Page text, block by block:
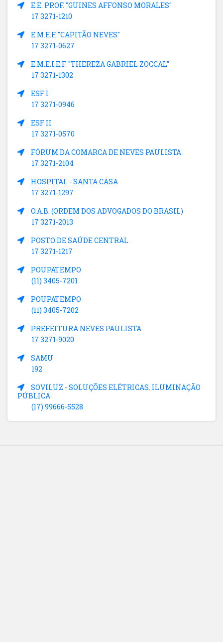
E.E. PROF. "GUINES AFFONSO MORALES"
17 3271-1210
E.M.E.F. "CAPITÃO NEVES"
17 3271-0627
E.M.E.I.E.F. "THEREZA GABRIEL ZOCCAL"
17 3271-1302
ESF I
17 3271-0946
ESF II
17 3271-0570
FÓRUM DA COMARCA DE NEVES PAULISTA
17 3271-2104
HOSPITAL - SANTA CASA
17 3271-1297
O.A.B. (ORDEM DOS ADVOGADOS DO BRASIL)
17 3271-2013
POSTO DE SAÚDE CENTRAL
17 3271-1217
POUPATEMPO
(11) 3405-7201
POUPATEMPO
(11) 3405-7202
PREFEITURA NEVES PAULISTA
17 3271-9020
SAMU
192
SOVILUZ - SOLUÇÕES ELÉTRICAS. ILUMINAÇÃO
PÚBLICA
(17) 99666-5528